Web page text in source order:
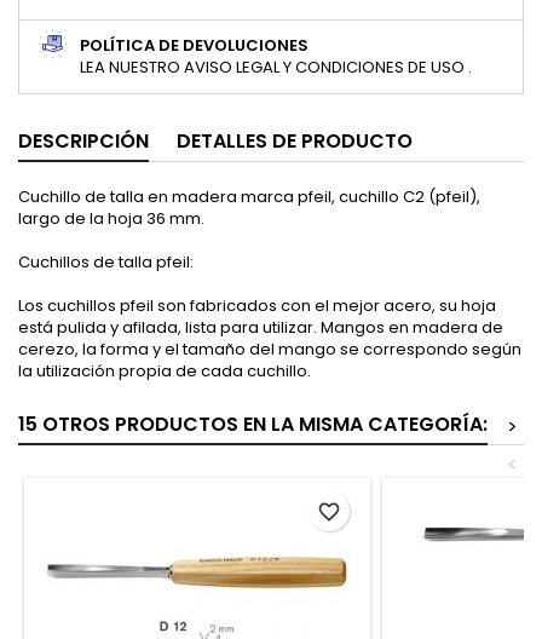
POLÍTICA DE DEVOLUCIONES
LEA NUESTRO AVISO LEGAL Y CONDICIONES DE USO .
DESCRIPCIÓN DETALLES DE PRODUCTO
Cuchillo de talla en madera marca pfeil, cuchillo C2 (pfeil),
largo de la hoja 36 mm.
Cuchillos de talla pfeil:
Los cuchillos pfeil son fabricados con el mejor acero, su hoja
está pulida y afilada, lista para utilizar. Mangos en madera de
cerezo, la forma y el tamaño del mango se correspondo según
la utilización propia de cada cuchillo.
15 OTROS PRODUCTOS EN LA MISMA CATEGORÍA:
>
<
favorite_border